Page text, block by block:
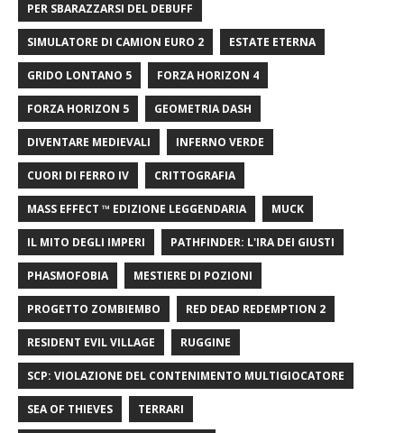
PER SBARAZZARSI DEL DEBUFF
SIMULATORE DI CAMION EURO 2 ESTATE ETERNA
GRIDO LONTANO 5 FORZA HORIZON 4
FORZA HORIZON 5 GEOMETRIA DASH
DIVENTARE MEDIEVALI INFERNO VERDE
CUORI DI FERRO IV CRITTOGRAFIA
MASS EFFECT ™ EDIZIONE LEGGENDARIA MUCK
IL MITO DEGLI IMPERI PATHFINDER: L'IRA DEI GIUSTI
PHASMOFOBIA MESTIERE DI POZIONI
PROGETTO ZOMBIEMBO RED DEAD REDEMPTION 2
RESIDENT EVIL VILLAGE RUGGINE
SCP: VIOLAZIONE DEL CONTENIMENTO MULTIGIOCATORE
SEA OF ​​THIEVES TERRARI